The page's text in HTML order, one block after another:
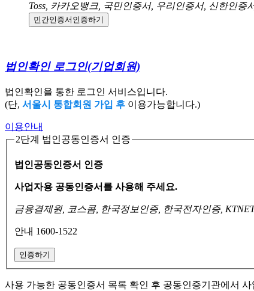
Toss, 카카오뱅크, 국민인증서, 우리인증서, 신한인증
민간인증서 인증하기
법인확인 로그인(기업회원)
법인확인을 통한 로그인 서비스입니다.
(단, 서울시 통합회원 가입 후 이용가능합니다.)
이용안내
2단계 법인공동인증서 인증
법인공동인증서 인증
사업자용 공동인증서를 사용해 주세요.
금융결제원, 코스콤, 한국정보인증, 한국전자인증,
안내 1600-1522
인증하기
사용 가능한 공동인증서 목록 확인 후 공동인증기관에서